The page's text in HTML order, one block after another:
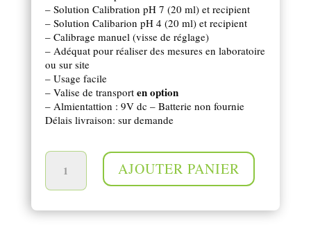
– Solution Calibration pH 7 (20 ml) et recipient
– Solution Calibarion pH 4 (20 ml) et recipient
– Calibrage manuel (visse de réglage)
– Adéquat pour réaliser des mesures en laboratoire
ou sur site
– Usage facile
– Valise de transporten option
– Almientattion : 9V dc – Batterie non fournie
Délais livraison: sur demande
AJOUTER PANIER